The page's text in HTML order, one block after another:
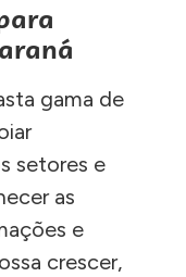
gama de
setores e
as
e
crescer,